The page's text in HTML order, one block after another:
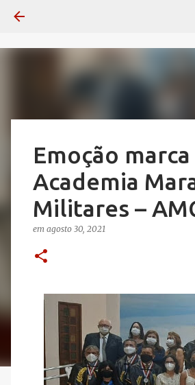
Emoção
Academia
Militares –
em agosto 30, 2021